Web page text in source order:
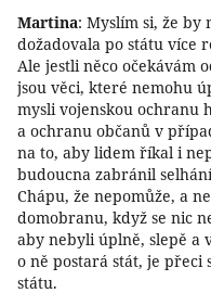
Martina: Myslím si, že by
dožadovala po státu více
Ale jestli něco očekávám
jsou věci, které nemohu
mysli vojenskou ochranu
a ochranu občanů v
na to, aby lidem říkal i
budoucna zabránil
Chápu, že nepomůže, a
domobranu, když se nic
aby nebyli úplně, slepě a
o ně postará stát, je přeci
státu.